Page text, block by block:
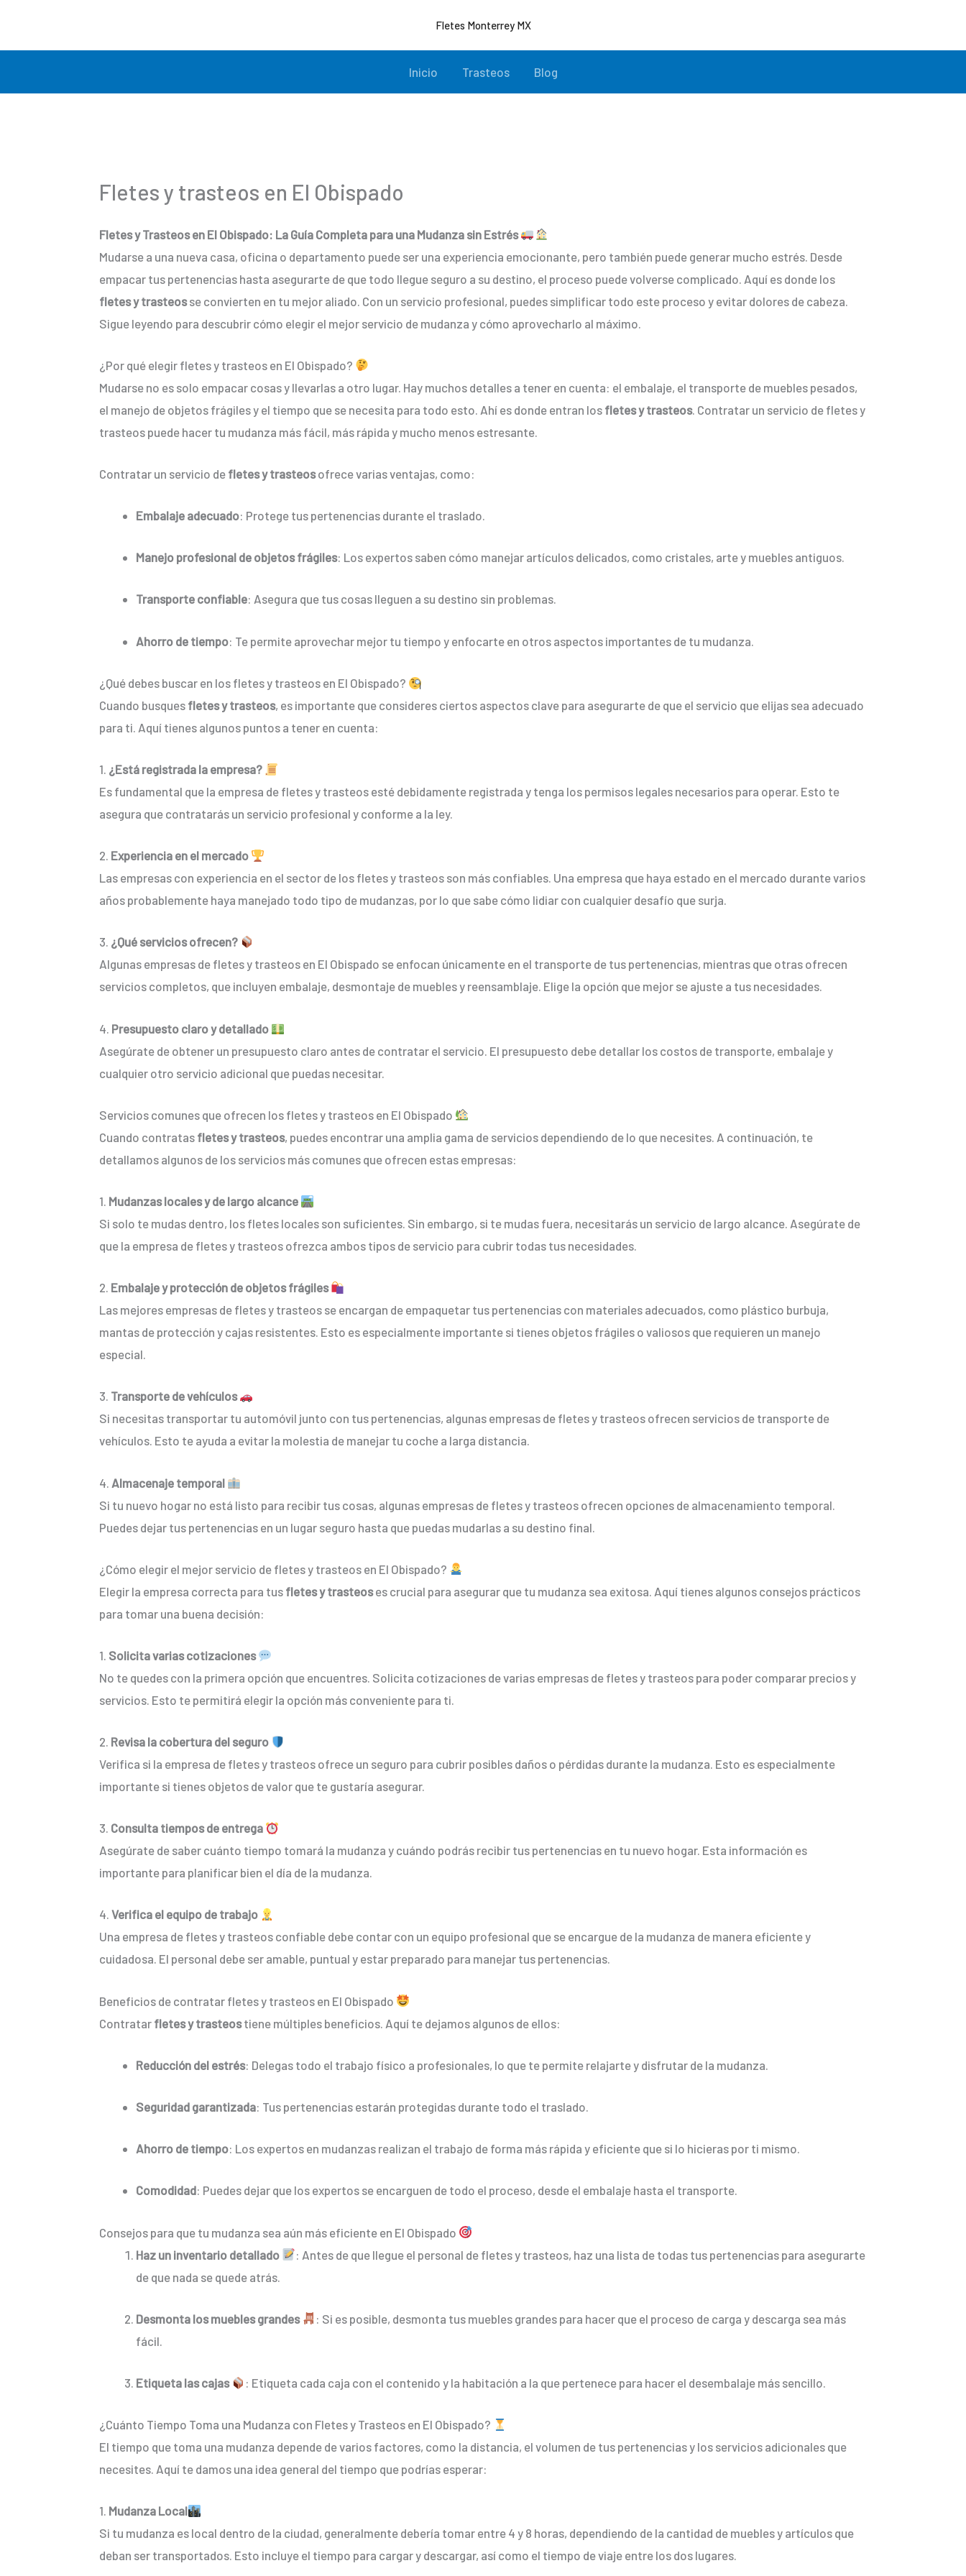
contenido
Fletes Monterrey MX
Inicio Trasteos Blog
Fletes y trasteos en El Obispado
Fletes y Trasteos en El Obispado: La Guía Completa para una Mudanza sin Estrés
Mudarse a una nueva casa, oficina o departamento puede ser una experiencia emocionante, pero también puede generar mucho estrés. Desde
empacar tus pertenencias hasta asegurarte de que todo llegue seguro a su destino, el proceso puede volverse complicado. Aquí es donde los
fletes y trasteosse convierten en tu mejor aliado. Con un servicio profesional, puedes simplificar todo este proceso y evitar dolores de cabeza.
Sigue leyendo para descubrir cómo elegir el mejor servicio de mudanza y cómo aprovecharlo al máximo.
¿Por qué elegir fletes y trasteos en El Obispado?
Mudarse no es solo empacar cosas y llevarlas a otro lugar. Hay muchos detalles a tener en cuenta: el embalaje, el transporte de muebles pesados,
el manejo de objetos frágiles y el tiempo que se necesita para todo esto. Ahí es donde entran los fletes y trasteos. Contratar un servicio de fletes y
trasteos puede hacer tu mudanza más fácil, más rápida y mucho menos estresante.
Contratar un servicio de fletes y trasteosofrece varias ventajas, como:
Embalaje adecuado: Protege tus pertenencias durante el traslado.
Manejo profesional de objetos frágiles: Los expertos saben cómo manejar artículos delicados, como cristales, arte y muebles antiguos.
Transporte confiable: Asegura que tus cosas lleguen a su destino sin problemas.
Ahorro de tiempo: Te permite aprovechar mejor tu tiempo y enfocarte en otros aspectos importantes de tu mudanza.
¿Qué debes buscar en los fletes y trasteos en El Obispado?
Cuando busques fletes y trasteos, es importante que consideres ciertos aspectos clave para asegurarte de que el servicio que elijas sea adecuado
para ti. Aquí tienes algunos puntos a tener en cuenta:
1. ¿Está registrada la empresa?
Es fundamental que la empresa de fletes y trasteos esté debidamente registrada y tenga los permisos legales necesarios para operar. Esto te
asegura que contratarás un servicio profesional y conforme a la ley.
2. Experiencia en el mercado
Las empresas con experiencia en el sector de los fletes y trasteos son más confiables. Una empresa que haya estado en el mercado durante varios
años probablemente haya manejado todo tipo de mudanzas, por lo que sabe cómo lidiar con cualquier desafío que surja.
3. ¿Qué servicios ofrecen?
Algunas empresas de fletes y trasteos en El Obispado se enfocan únicamente en el transporte de tus pertenencias, mientras que otras ofrecen
servicios completos, que incluyen embalaje, desmontaje de muebles y reensamblaje. Elige la opción que mejor se ajuste a tus necesidades.
4. Presupuesto claro y detallado
Asegúrate de obtener un presupuesto claro antes de contratar el servicio. El presupuesto debe detallar los costos de transporte, embalaje y
cualquier otro servicio adicional que puedas necesitar.
Servicios comunes que ofrecen los fletes y trasteos en El Obispado
Cuando contratas fletes y trasteos, puedes encontrar una amplia gama de servicios dependiendo de lo que necesites. A continuación, te
detallamos algunos de los servicios más comunes que ofrecen estas empresas:
1. Mudanzas locales y de largo alcance
Si solo te mudas dentro, los fletes locales son suficientes. Sin embargo, si te mudas fuera, necesitarás un servicio de largo alcance. Asegúrate de
que la empresa de fletes y trasteos ofrezca ambos tipos de servicio para cubrir todas tus necesidades.
2. Embalaje y protección de objetos frágiles
Las mejores empresas de fletes y trasteos se encargan de empaquetar tus pertenencias con materiales adecuados, como plástico burbuja,
mantas de protección y cajas resistentes. Esto es especialmente importante si tienes objetos frágiles o valiosos que requieren un manejo
especial.
3. Transporte de vehículos
Si necesitas transportar tu automóvil junto con tus pertenencias, algunas empresas de fletes y trasteos ofrecen servicios de transporte de
vehículos. Esto te ayuda a evitar la molestia de manejar tu coche a larga distancia.
4. Almacenaje temporal
Si tu nuevo hogar no está listo para recibir tus cosas, algunas empresas de fletes y trasteos ofrecen opciones de almacenamiento temporal.
Puedes dejar tus pertenencias en un lugar seguro hasta que puedas mudarlas a su destino final.
¿Cómo elegir el mejor servicio de fletes y trasteos en El Obispado?
Elegir la empresa correcta para tus fletes y trasteoses crucial para asegurar que tu mudanza sea exitosa. Aquí tienes algunos consejos prácticos
para tomar una buena decisión:
1. Solicita varias cotizaciones
No te quedes con la primera opción que encuentres. Solicita cotizaciones de varias empresas de fletes y trasteos para poder comparar precios y
servicios. Esto te permitirá elegir la opción más conveniente para ti.
2. Revisa la cobertura del seguro
Verifica si la empresa de fletes y trasteos ofrece un seguro para cubrir posibles daños o pérdidas durante la mudanza. Esto es especialmente
importante si tienes objetos de valor que te gustaría asegurar.
3. Consulta tiempos de entrega
Asegúrate de saber cuánto tiempo tomará la mudanza y cuándo podrás recibir tus pertenencias en tu nuevo hogar. Esta información es
importante para planificar bien el día de la mudanza.
4. Verifica el equipo de trabajo
Una empresa de fletes y trasteos confiable debe contar con un equipo profesional que se encargue de la mudanza de manera eficiente y
cuidadosa. El personal debe ser amable, puntual y estar preparado para manejar tus pertenencias.
Beneficios de contratar fletes y trasteos en El Obispado
Contratar fletes y trasteostiene múltiples beneficios. Aquí te dejamos algunos de ellos:
Reducción del estrés: Delegas todo el trabajo físico a profesionales, lo que te permite relajarte y disfrutar de la mudanza.
Seguridad garantizada: Tus pertenencias estarán protegidas durante todo el traslado.
Ahorro de tiempo: Los expertos en mudanzas realizan el trabajo de forma más rápida y eficiente que si lo hicieras por ti mismo.
Comodidad: Puedes dejar que los expertos se encarguen de todo el proceso, desde el embalaje hasta el transporte.
Consejos para que tu mudanza sea aún más eficiente en El Obispado
Haz un inventario detallado
: Antes de que llegue el personal de fletes y trasteos, haz una lista de todas tus pertenencias para asegurarte
de que nada se quede atrás.
Desmonta los muebles grandes
: Si es posible, desmonta tus muebles grandes para hacer que el proceso de carga y descarga sea más
fácil.
Etiqueta las cajas : Etiqueta cada caja con el contenido y la habitación a la que pertenece para hacer el desembalaje más sencillo.
¿Cuánto Tiempo Toma una Mudanza con Fletes y Trasteos en El Obispado?
El tiempo que toma una mudanza depende de varios factores, como la distancia, el volumen de tus pertenencias y los servicios adicionales que
necesites. Aquí te damos una idea general del tiempo que podrías esperar:
1. Mudanza Local
Si tu mudanza es local dentro de la ciudad, generalmente debería tomar entre 4 y 8 horas, dependiendo de la cantidad de muebles y artículos que
deban ser transportados. Esto incluye el tiempo para cargar y descargar, así como el tiempo de viaje entre los dos lugares.